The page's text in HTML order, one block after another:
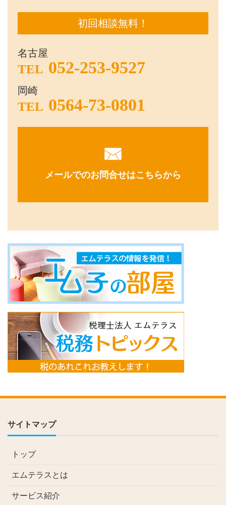
初回相談無料！
名古屋
TEL 052-253-9527
岡崎
TEL 0564-73-0801
メールでのお問合せはこちらから
サイトマップ
トップ
エムテラスとは
サービス紹介